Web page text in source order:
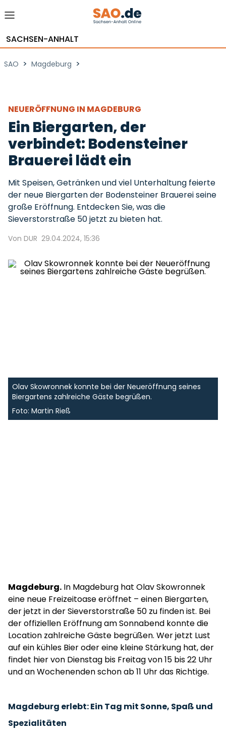
SACHSEN-ANHALT
SAO > Magdeburg >
NEUERÖFFNUNG IN MAGDEBURG
Ein Biergarten, der
verbindet: Bodensteiner
Brauerei lädt ein
Mit Speisen, Getränken und viel Unterhaltung feierte
der neue Biergarten der Bodensteiner Brauerei seine
große Eröffnung. Entdecken Sie, was die
Sieverstorstraße 50 jetzt zu bieten hat.
Von DUR 29.04.2024, 15:36
Olav Skowronnek konnte bei der Neueröffnung seines
Biergartens zahlreiche Gäste begrüßen.
Foto: Martin Rieß
Magdeburg. In Magdeburg hat Olav Skowronnek
eine neue Freizeitoase eröffnet – einen Biergarten,
der jetzt in der Sieverstorstraße 50 zu finden ist. Bei
der offiziellen Eröffnung am Sonnabend konnte die
Location zahlreiche Gäste begrüßen. Wer jetzt Lust
auf ein kühles Bier oder eine kleine Stärkung hat, der
findet hier von Dienstag bis Freitag von 15 bis 22 Uhr
und an Wochenenden schon ab 11 Uhr das Richtige.
Magdeburg erlebt: Ein Tag mit Sonne, Spaß und
Spezialitäten